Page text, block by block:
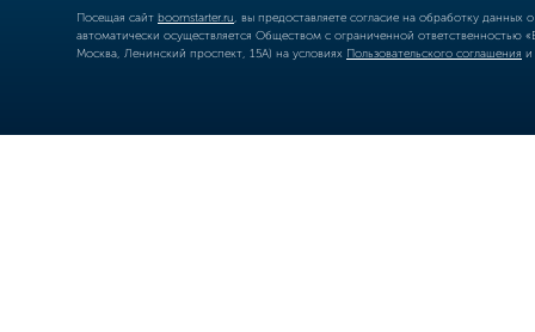
Посещая сайт boomstarter.ru , вы предоставляете согласие на обработку
автоматически осуществляется Обществом с ограниченной
Москва, Ленинский проспект, 15А) на условиях Пользовательского соглашения и